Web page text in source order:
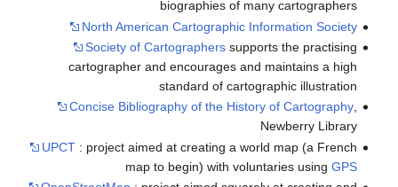
biographies of many cartographers
North American Cartographic Information Society
Society of Cartographerssupports the practising
cartographer and encourages and maintains a high
standard of cartographic illustration
Concise Bibliography of the History of Cartography
Newberry Library
UPCT: project aimed at creating a world map (a French
map to begin) with voluntaries using